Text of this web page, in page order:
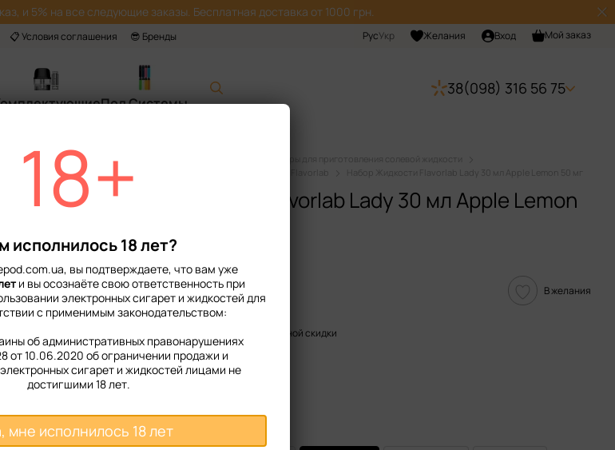
и 5% на все следующие заказы. Бесплатная доставка от 1000 грн.
📋 Условия соглашения 😎 Бренды РусУкр Желания Вход Мой заказ
Под Системы
38(098) 316 56 75
Главная
Наборы для приготовления солевой жидкости
Наборы для приготовления солевой жидкости Flavorlab
Набор Жидкости Flavorlab Lady 30 мл Apple Lemon 50 мг
Набор Жидкости Flavorlab Lady 30 мл Apple Lemon
Нет в наличии Артикул: 37004
219 грн 349 грн В желания
для отображения накопительной скидки
Крепость
50 мг
Вкус жидкости
18+
исполнилось 18 лет?
вы подтверждаете, что вам уже
и вы осознаёте свою ответственность при
электронных сигарет и жидкостей для
с применимым законодательством:
об административных правонарушениях
от 10.06.2020 об ограничении продажи и
сигарет и жидкостей лицами не
достигшими 18 лет.
мне исполнилось 18 лет